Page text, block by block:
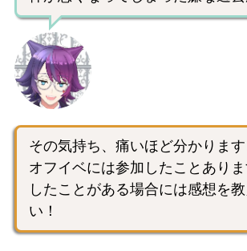
その気持ち、痛いほど分かりま
オフイベには参加したことありま
したことがある場合には感想を
い！